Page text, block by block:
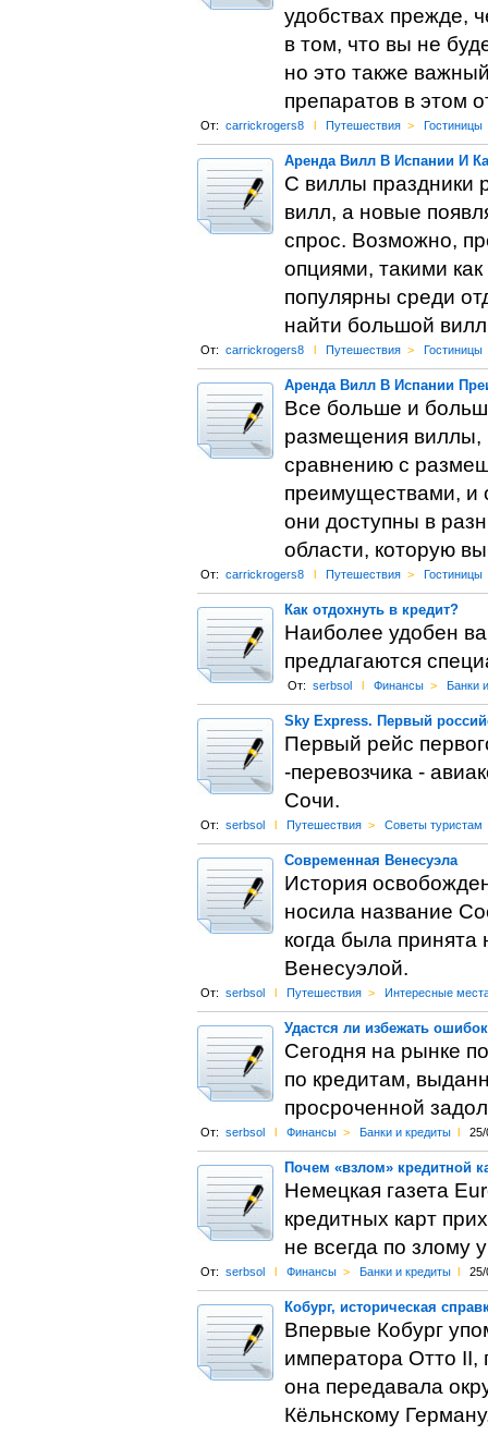
удобствах прежде,
в том, что вы не
но это также
препаратов в этом
От: carrickrogers8 l Путешествия > Гостиницы
Аренда Вилл В Испании И
С виллы праздники
вилл, а новые
спрос. Возможно,
опциями, такими
популярны среди
найти большой
От: carrickrogers8 l Путешествия > Гостиницы
Аренда Вилл В Испании
Все больше и
размещения виллы,
сравнению с
преимуществами, и
они доступны в
области, которую
От: carrickrogers8 l Путешествия > Гостиницы
Как отдохнуть в кредит?
Наиболее удобен
предлагаются
От: serbsol l Финансы > Банки
Sky Express. Первый
Первый рейс
-перевозчика -
Сочи.
От: serbsol l Путешествия > Советы туристам
Современная Венесуэла
История
носила название
когда была принята
Венесуэлой.
От: serbsol l Путешествия > Интересные
Удастся ли избежать
Сегодня на рынке
по кредитам,
просроченной
От: serbsol l Финансы > Банки и кредиты l 25/
Почем «взлом» кредитной
Немецкая газета
кредитных карт
не всегда по злому
От: serbsol l Финансы > Банки и кредиты l 25/
Кобург, историческая
Впервые Кобург
императора Отто II,
она передавала
Кёльнскому